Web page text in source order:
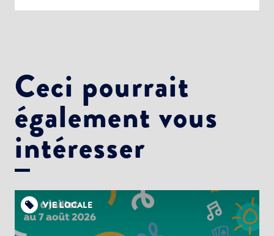
Ceci pourrait
également vous
intéresser
VIE LOCALE